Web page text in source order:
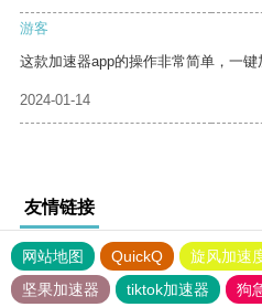
游客
这款加速器app的操作非常简单，一键
2024-01-14
友情链接
网站地图 QuickQ 旋风加速
坚果加速器
tiktok加速器
狗